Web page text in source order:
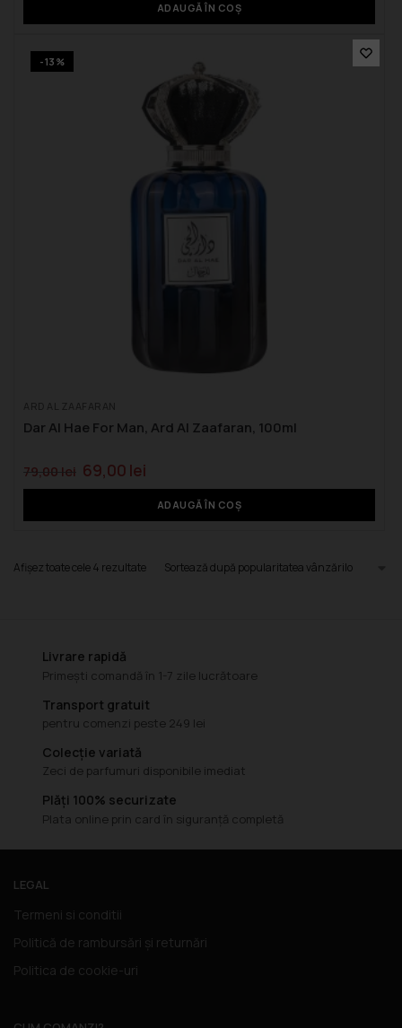
ADAUGĂ ÎN COȘ
-13%
Dar Al Hae For Man, Ard Al Zaafaran, 100ml
79,00 lei 69,00 lei
ADAUGĂ ÎN COȘ
Afișez toate cele 4 rezultate
Livrare rapidă
Primești comandă în 1-7 zile lucrătoare
Transport gratuit
pentru comenzi peste 249 lei
Colecție variată
Zeci de parfumuri disponibile imediat
Plăți 100% securizate
Plata online prin card în siguranță completă
LEGAL
Termeni si conditii
Politică de rambursări și returnări
Politica de cookie-uri